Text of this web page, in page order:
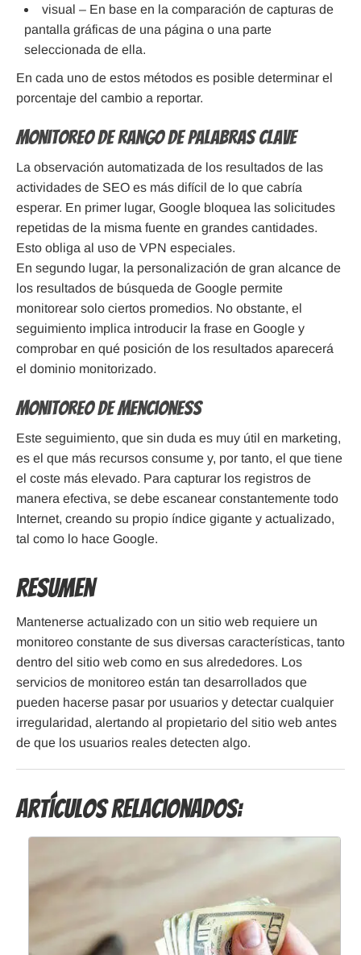
visual – En base en la comparación de capturas de
pantalla gráficas de una página o una parte
seleccionada de ella.
En cada uno de estos métodos es posible determinar el
porcentaje del cambio a reportar.
Monitoreo de rango de palabras clave
La observación automatizada de los resultados de las
actividades de SEO es más difícil de lo que cabría
esperar. En primer lugar, Google bloquea las solicitudes
repetidas de la misma fuente en grandes cantidades.
Esto obliga al uso de VPN especiales.
En segundo lugar, la personalización de gran alcance de
los resultados de búsqueda de Google permite
monitorear solo ciertos promedios. No obstante, el
seguimiento implica introducir la frase en Google y
comprobar en qué posición de los resultados aparecerá
el dominio monitorizado.
Monitoreo de mencioness
Este seguimiento, que sin duda es muy útil en marketing,
es el que más recursos consume y, por tanto, el que tiene
el coste más elevado. Para capturar los registros de
manera efectiva, se debe escanear constantemente todo
Internet, creando su propio índice gigante y actualizado,
tal como lo hace Google.
Resumen
Mantenerse actualizado con un sitio web requiere un
monitoreo constante de sus diversas características, tanto
dentro del sitio web como en sus alrededores. Los
servicios de monitoreo están tan desarrollados que
pueden hacerse pasar por usuarios y detectar cualquier
irregularidad, alertando al propietario del sitio web antes
de que los usuarios reales detecten algo.
Artículos Relacionados: